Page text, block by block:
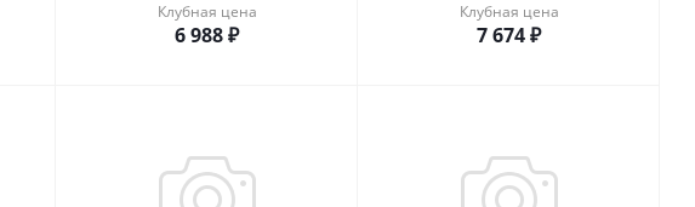
Клубная цена
6 988₽
Клубная цена
7 674₽